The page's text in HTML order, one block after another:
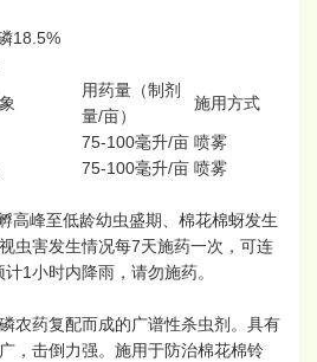
18.5%
用药量（制剂
量/亩）
施用方式
75-100毫升/亩 喷雾
75-100毫升/亩 喷雾
高峰至低龄幼虫盛期、棉花棉蚜发生
虫害发生情况每7天施药一次，可连
1小时内降雨，请勿施药。
农药复配而成的广谱性杀虫剂。具有
，击倒力强。施用于防治棉花棉铃